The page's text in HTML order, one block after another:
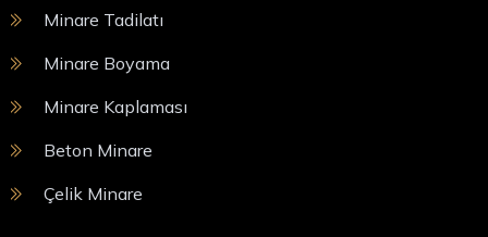
Minare Tadilatı
Minare Boyama
Minare Kaplaması
Beton Minare
Çelik Minare